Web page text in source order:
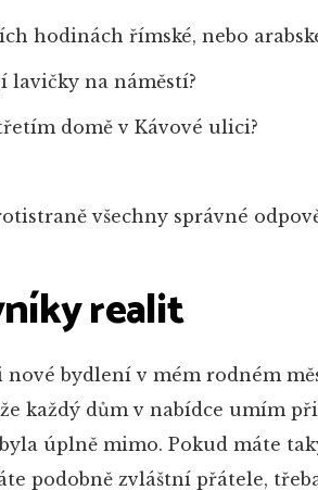
hodinách římské, nebo
lavičky na náměstí?
domě v Kávové ulici?
všechny správné
realit
bydlení v mém rodném
že každý dům v nabídce umím
úplně mimo. Pokud máte
podobně zvláštní přátele,